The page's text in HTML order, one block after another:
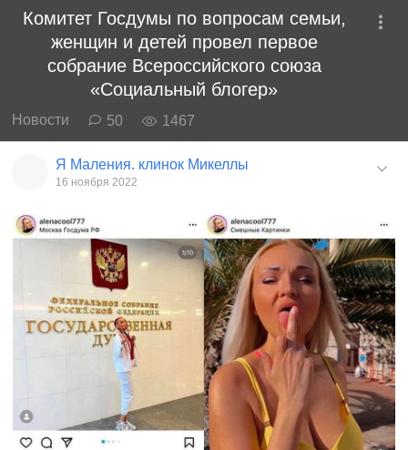
Комитет Госдумы по вопросам семьи,
женщин и детей провел первое
собрание Всероссийского союза
«Социальный блогер»
Новости 50 1467
Я Маления. клинок Микеллы
16 ноября 2022